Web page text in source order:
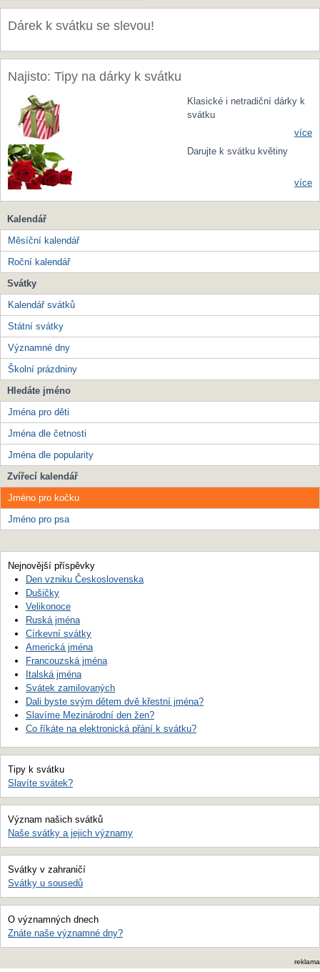
Dárek k svátku se slevou!
Najisto: Tipy na dárky k svátku
Klasické i netradiční dárky k
svátku
více
Darujte k svátku květiny
více
Kalendář
Měsíční kalendář
Roční kalendář
Svátky
Kalendář svátků
Státní svátky
Významné dny
Školní prázdniny
Hledáte jméno
Jména pro děti
Jména dle četnosti
Jména dle popularity
Zvířecí kalendář
Jméno pro kočku
Jméno pro psa
Nejnovější příspěvky
Den vzniku Československa
Dušičky
Velikonoce
Ruská jména
Církevní svátky
Americká jména
Francouzská jména
Italská jména
Svátek zamilovaných
Dali byste svým dětem dvě křestní jména?
Slavíme Mezinárodní den žen?
Co říkáte na elektronická přání k svátku?
Tipy k svátku
Slavíte svátek?
Význam našich svátků
Naše svátky a jejich významy
Svátky v zahraničí
Svátky u sousedů
O významných dnech
Znáte naše významné dny?
reklama